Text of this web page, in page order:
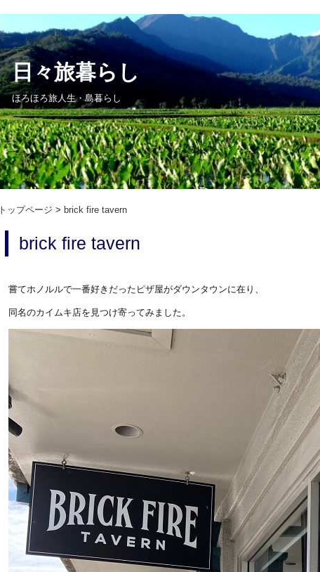
日々旅暮らし
ほろほろ旅人生・島暮らし
トップページ brick fire tavern
brick fire tavern
嘗てホノルルで一番好きだったピザ屋がダウンタウンに在り、
同名のカイムキ店を見つけ寄ってみました。